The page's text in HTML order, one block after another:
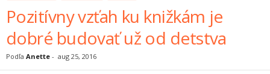
Pozitívny vzťah ku knižkám je
dobré budovať už od detstva
Podľa Anette - aug 25, 2016